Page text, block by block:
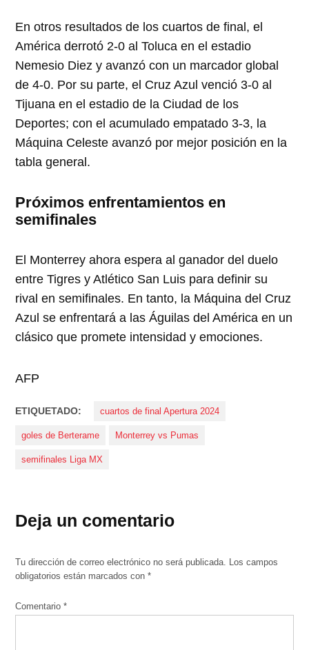
En otros resultados de los cuartos de final, el
América derrotó 2-0 al Toluca en el estadio
Nemesio Diez y avanzó con un marcador global
de 4-0. Por su parte, el Cruz Azul venció 3-0 al
Tijuana en el estadio de la Ciudad de los
Deportes; con el acumulado empatado 3-3, la
Máquina Celeste avanzó por mejor posición en la
tabla general.
Próximos enfrentamientos en
semifinales
El Monterrey ahora espera al ganador del duelo
entre Tigres y Atlético San Luis para definir su
rival en semifinales. En tanto, la Máquina del Cruz
Azul se enfrentará a las Águilas del América en un
clásico que promete intensidad y emociones.
AFP
ETIQUETADO: cuartos de final Apertura 2024
goles de Berterame Monterrey vs Pumas
semifinales Liga MX
Deja un comentario
Tu dirección de correo electrónico no será publicada.
Los campos
obligatorios están marcados con*
Comentario*